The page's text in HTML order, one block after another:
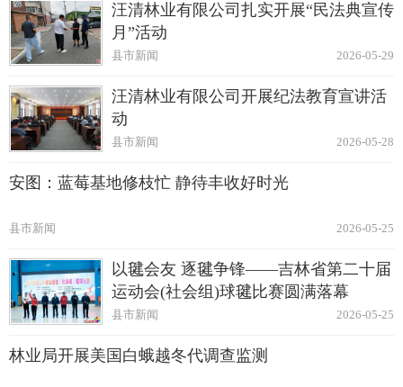
汪清林业有限公司扎实开展“民法典宣传
月”活动
2026-05-29
县市新闻
汪清林业有限公司开展纪法教育宣讲活
动
2026-05-28
县市新闻
安图：蓝莓基地修枝忙 静待丰收好时光
2026-05-25
县市新闻
以毽会友 逐毽争锋——吉林省第二十届
运动会(社会组)球毽比赛圆满落幕
2026-05-25
县市新闻
林业局开展美国白蛾越冬代调查监测